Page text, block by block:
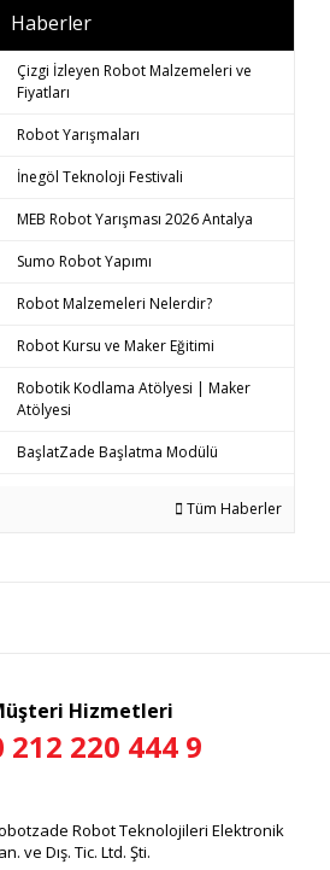
Haberler
Çizgi İzleyen Robot Malzemeleri ve
Fiyatları
Robot Yarışmaları
İnegöl Teknoloji Festivali
MEB Robot Yarışması 2026 Antalya
Sumo Robot Yapımı
Robot Malzemeleri Nelerdir?
Robot Kursu ve Maker Eğitimi
Robotik Kodlama Atölyesi | Maker
Atölyesi
BaşlatZade Başlatma Modülü
Tüm Haberler
Hizmetleri
212 220 444 9
Robot Teknolojileri Elektronik
ve Dış. Tic. Ltd. Şti.